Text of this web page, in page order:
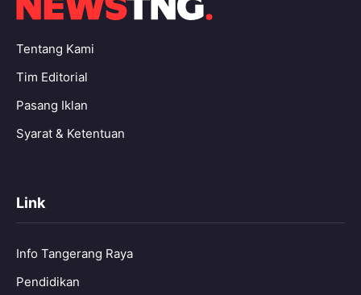
Tentang Kami
Tim Editorial
Pasang Iklan
Syarat & Ketentuan
Link
Info Tangerang Raya
Pendidikan